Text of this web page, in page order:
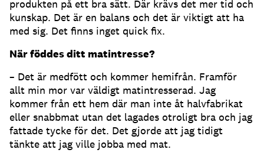
produkten på ett bra sätt. Där krävs det mer tid och
kunskap. Det är en balans och det är viktigt att ha
med sig. Det finns inget quick fix.
När föddes ditt matintresse?
– Det är medfött och kommer hemifrån. Framför
allt min mor var väldigt matintresserad. Jag
kommer från ett hem där man inte åt halvfabrikat
eller snabbmat utan det lagades otroligt bra och jag
fattade tycke för det. Det gjorde att jag tidigt
tänkte att jag ville jobba med mat.